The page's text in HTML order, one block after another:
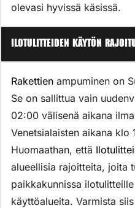
olevasi hyvissä käsissä.
Ilotulitteiden käytön
Rakettien ampuminen on
Se on sallittua vain
02:00 välisenä aikana
Venetsialaisten aikana klo
Huomaathan, että
alueellisia rajoitteita, joita
paikkakunnissa
käyttöalueita. Varmista